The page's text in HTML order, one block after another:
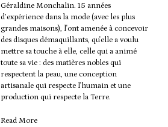
Géraldine Monchalin. 15 années
d’expérience dans la mode (avec les plus
grandes maisons), l'ont amenée à concevoir
des disques démaquillants, qu'elle a voulu
mettre sa touche à elle, celle qui a animé
toute sa vie : des matières nobles qui
respectent la peau, une conception
artisanale qui respecte l'humain et une
production qui respecte la Terre.
Read More